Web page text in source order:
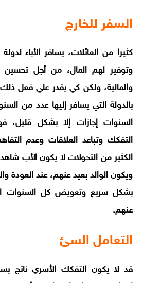
السفر للخارج
كثيرا من العائلات، يسافر الأباء
وتوفير لهم المال، من أجل تحسين
والمالية، ولكن كي يقدر علي فعل ذلك
بالدولة التي يسافر إليها عدد من
السنوات إجازات إلا بشكل قليل،
التفكك وتباعد العلاقات وعدم
الكثير من التحولات لا يكون الأب شاهد
ويكون الوالد بعيد عنهم، عند العودة
بشكل سريع وتعويض كل السنوات
عنهم.
التعامل السئ
قد لا يكون التفكك الأسري ناتج